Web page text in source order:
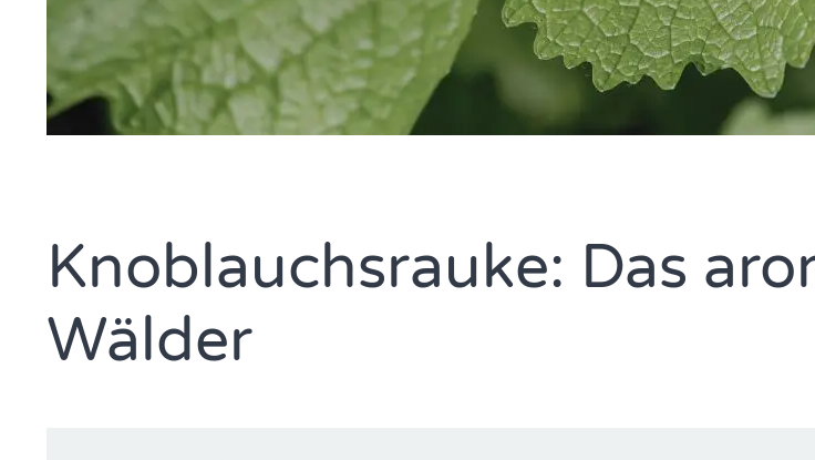
Knoblauchsrauke: Das
Wälder